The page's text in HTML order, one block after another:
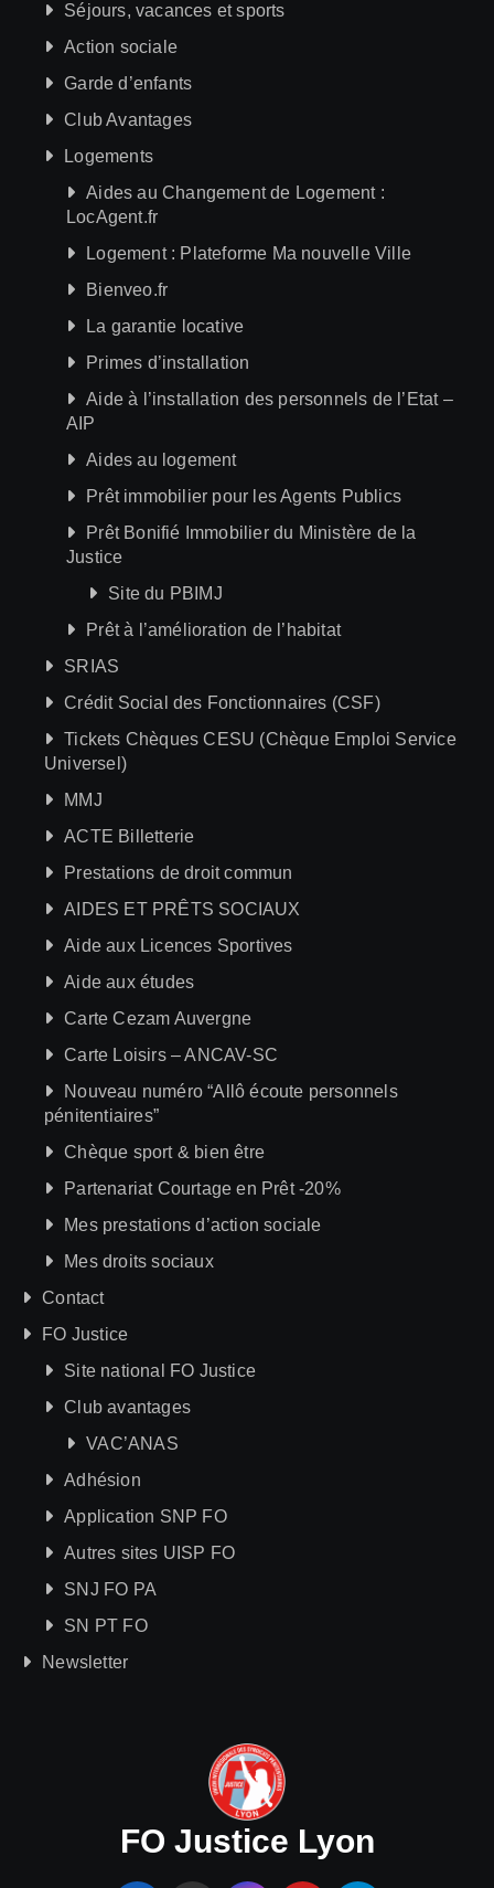
Séjours, vacances et sports
Action sociale
Garde d’enfants
Club Avantages
Logements
Aides au Changement de Logement :
LocAgent.fr
Logement : Plateforme Ma nouvelle Ville
Bienveo.fr
La garantie locative
Primes d’installation
Aide à l’installation des personnels de l’Etat –
AIP
Aides au logement
Prêt immobilier pour les Agents Publics
Prêt Bonifié Immobilier du Ministère de la
Justice
Site du PBIMJ
Prêt à l’amélioration de l’habitat
SRIAS
Crédit Social des Fonctionnaires (CSF)
Tickets Chèques CESU (Chèque Emploi Service
Universel)
MMJ
ACTE Billetterie
Prestations de droit commun
AIDES ET PRÊTS SOCIAUX
Aide aux Licences Sportives
Aide aux études
Carte Cezam Auvergne
Carte Loisirs – ANCAV-SC
Nouveau numéro “Allô écoute personnels
pénitentiaires”
Chèque sport & bien être
Partenariat Courtage en Prêt -20%
Mes prestations d’action sociale
Mes droits sociaux
Contact
FO Justice
Site national FO Justice
Club avantages
VAC’ANAS
Adhésion
Application SNP FO
Autres sites UISP FO
SNJ FO PA
SN PT FO
Newsletter
FO Justice Lyon